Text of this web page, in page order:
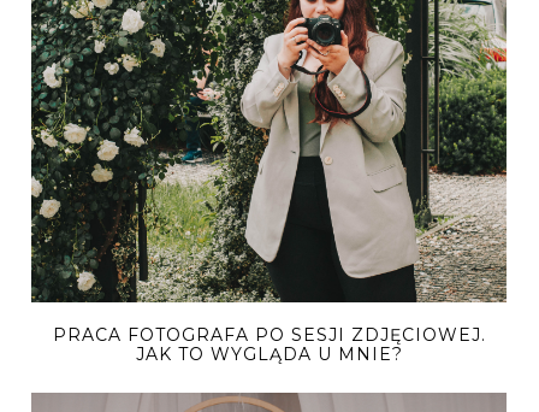
PRACA FOTOGRAFA PO SESJI ZDJĘCIOWEJ.
JAK TO WYGLĄDA U MNIE?